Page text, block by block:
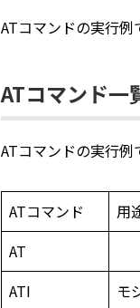
ATコマンドの実行例
ATコマンド一
ATコマンドの実行例
ATコマンド 用
AT
ATI
モ